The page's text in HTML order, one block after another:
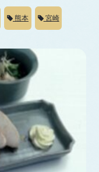
熊本 宮崎